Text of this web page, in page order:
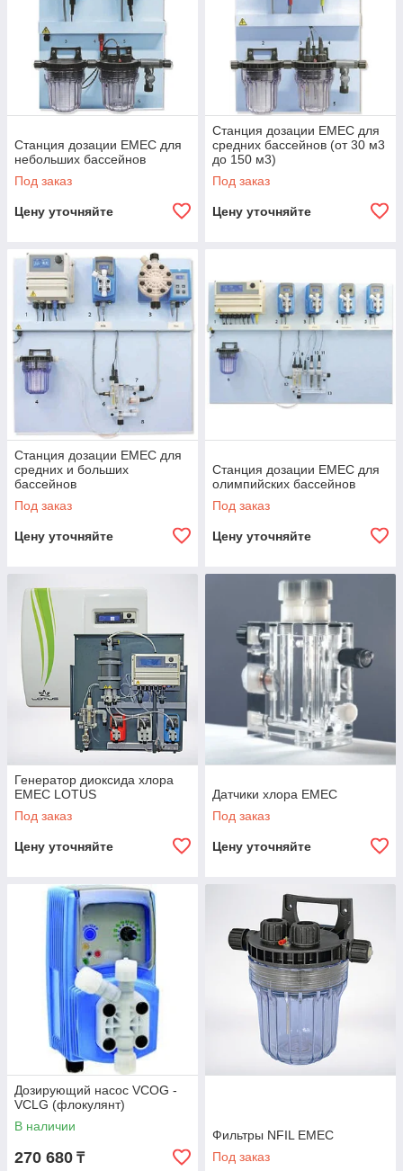
Станция дозации EMEC для
небольших бассейнов
Под заказ
Цену уточняйте
Станция дозации EMEC для
средних бассейнов (от 30 м3
до 150 м3)
Под заказ
Цену уточняйте
Станция дозации EMEC для
средних и больших
бассейнов
Под заказ
Цену уточняйте
Станция дозации EMEC для
олимпийских бассейнов
Под заказ
Цену уточняйте
Генератор диоксида хлора
EMEC LOTUS
Под заказ
Цену уточняйте
Датчики хлора EMEC
Под заказ
Цену уточняйте
Дозирующий насос VCOG -
VCLG (флокулянт)
В наличии
270 680 ₸
Фильтры NFIL EMEC
Под заказ